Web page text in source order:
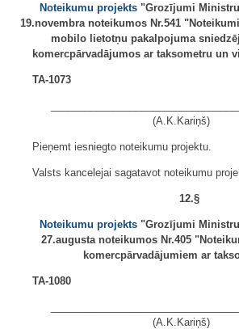
Noteikumu projekts "Grozījumi
19.novembra noteikumos Nr.541
mobilo lietotņu pakalpojuma
komercpārvadājumos ar taksometru un
TA-1073
(A.K.Kariņš)
Pieņemt iesniegto noteikumu projektu.
Valsts kancelejai sagatavot noteikumu
12.§
Noteikumu projekts "Grozījumi
27.augusta noteikumos Nr.405
komercpārvadājumiem ar
TA-1080
(A.K.Kariņš)